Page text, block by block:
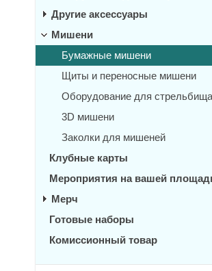
Другие аксессуары
Мишени
Бумажные мишени
Щиты и переносные мишени
Оборудование для стрельбища
3D мишени
Заколки для мишеней
Клубные карты
Мероприятия на вашей
Мерч
Готовые наборы
Комиссионный товар